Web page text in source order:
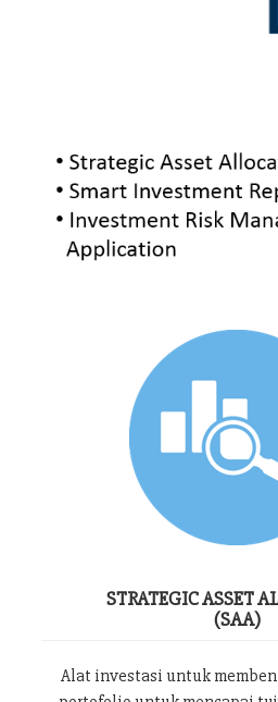
STRATEGIC ASSET
(SAA)
Alat investasi untuk